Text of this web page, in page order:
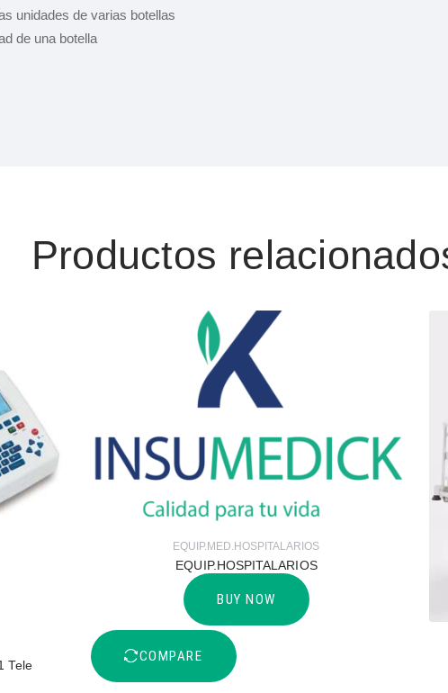
unidades de varias botellas
de una botella
Productos
Tele
EQUIP.MED.HOSPITALARIOS
EQUIP.HOSPITALARIOS
BUY NOW
COMPARE